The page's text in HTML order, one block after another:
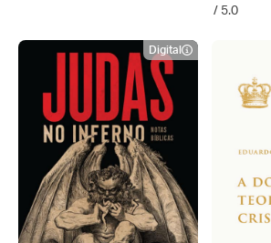
/ 5.0
Digital